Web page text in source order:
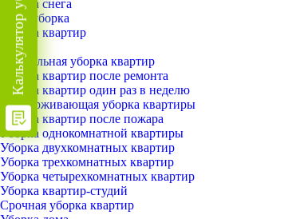
Уборка снега
ВИП-уборка
Уборка квартир
Назад
Генеральная уборка квартир
Уборка квартир после ремонта
Уборка квартир один раз в неделю
Поддерживающая уборка квартиры
Уборка квартир после пожара
Уборка однокомнатной квартиры
Уборка двухкомнатных квартир
Уборка трехкомнатных квартир
Уборка четырехкомнатных квартир
Уборка квартир-студий
Срочная уборка квартир
Калькулятор уборки